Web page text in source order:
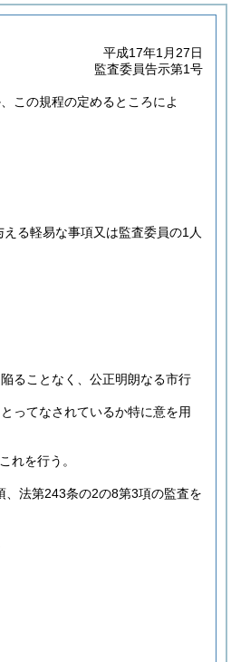
平成17年1月27日
監査委員告示第1号
この規程の定めるところによ
る軽易な事項又は監査委員の1人
ることなく、公正明朗なる市行
ってなされているか特に意を用
れを行う。
法第243条の2の8第3項の監査を